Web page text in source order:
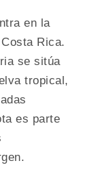
en la
Rica.
se sitúa
tropical,
es parte